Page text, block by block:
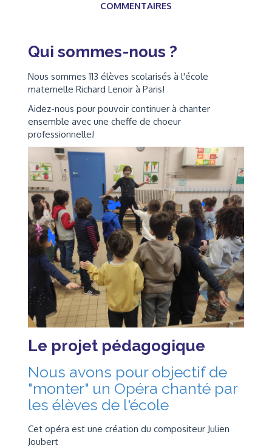
COMMENTAIRES
Qui sommes-nous ?
Nous sommes 113 élèves scolarisés à l'école
maternelle Richard Lenoir à Paris!
Aidez-nous pour pouvoir continuer à chanter
ensemble avec une cheffe de choeur
professionnelle!
Le projet pédagogique
Nous avons pour objectif de
"monter" un Opéra chanté par
les élèves de l'école
Cet opéra est une création du compositeur Julien
Joubert